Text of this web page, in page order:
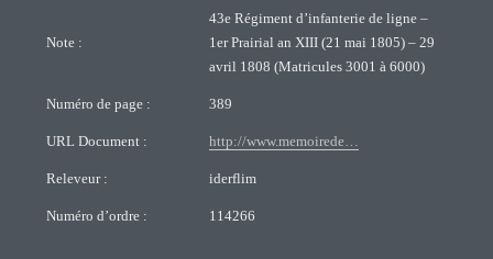
Note :
43e Régiment d’infanterie de ligne –
1er Prairial an XIII (21 mai 1805) – 29
avril 1808 (Matricules 3001 à 6000)
Numéro de page : 389
URL Document : http://www.memoirede…
Releveur : iderflim
Numéro d’ordre : 114266